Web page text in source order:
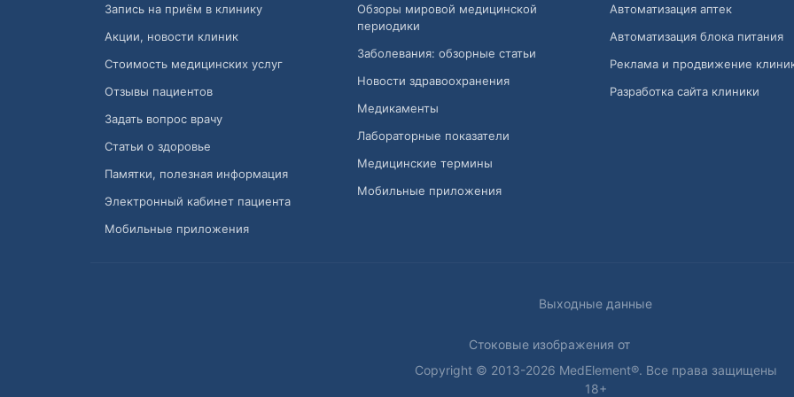
Запись на приём в клинику
Акции, новости клиник
Стоимость медицинских услуг
Отзывы пациентов
Задать вопрос врачу
Статьи о здоровье
Памятки, полезная информация
Электронный кабинет пациента
Мобильные приложения
Обзоры мировой медицинской
периодики
Заболевания: обзорные статьи
Новости здравоохранения
Медикаменты
Лабораторные показатели
Медицинские термины
Мобильные приложения
Автоматизация аптек
Автоматизация блока питания
Реклама и продвижение
Разработка сайта клиники
Выходные данные
Стоковые изображения от
Copyright © 2013-2026 MedElement®. Все права защищены
18+